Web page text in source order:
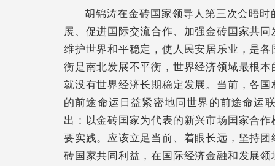
胡锦涛在金砖国家领导人第三次会晤
展、促进国际交流合作、加强金砖国家共
维护世界和平稳定，使人民安居乐业，是
衡是南北发展不平衡，世界经济领域最根
就没有世界经济长期稳定发展。当前，各
的前途命运日益紧密地同世界的前途命运
出：以金砖国家为代表的新兴市场国家合
要实践。应该立足当前、着眼长远，坚持
砖国家共同利益，在国际经济金融和发展